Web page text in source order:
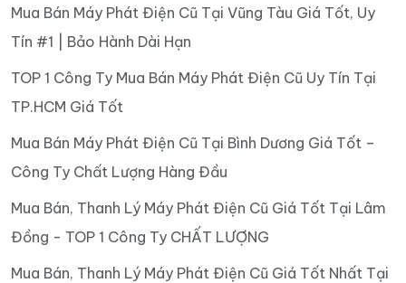
Mua Bán Máy Phát Điện Cũ Tại Vũng Tàu Giá Tốt, Uy
Tín #1 | Bảo Hành Dài Hạn
TOP 1 Công Ty Mua Bán Máy Phát Điện Cũ Uy Tín Tại
TP.HCM Giá Tốt
Mua Bán Máy Phát Điện Cũ Tại Bình Dương Giá Tốt –
Công Ty Chất Lượng Hàng Đầu
Mua Bán, Thanh Lý Máy Phát Điện Cũ Giá Tốt Tại Lâm
Đồng - TOP 1 Công Ty CHẤT LƯỢNG
Mua Bán, Thanh Lý Máy Phát Điện Cũ Giá Tốt Nhất Tại